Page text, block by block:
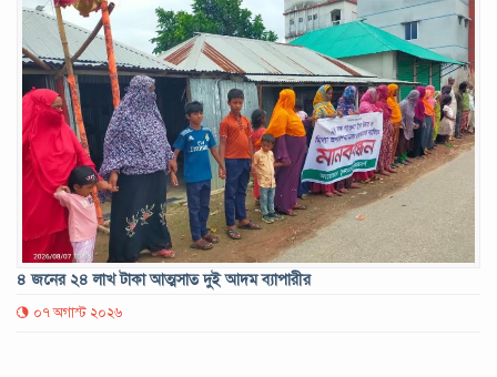
৪ জনের ২৪ লাখ টাকা আত্মসাত দুই আদম ব্যাপারীর
০৭ অগাস্ট ২০২৬